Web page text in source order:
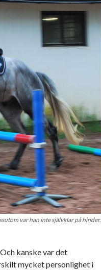
var han inte självklar på hinder.
kanske var det
mycket personlighet i